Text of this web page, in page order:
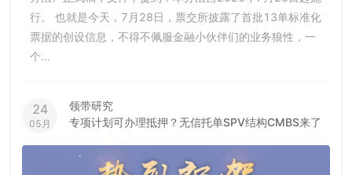
行。 也就是今天，7月28日，票交所披露了首批13单标准化
票据的创设信息，不得不佩服金融小伙伴们的业务狼性，一
个...
24
05月
领带研究
专项计划可办理抵押？无信托单SPV结构CMBS来了